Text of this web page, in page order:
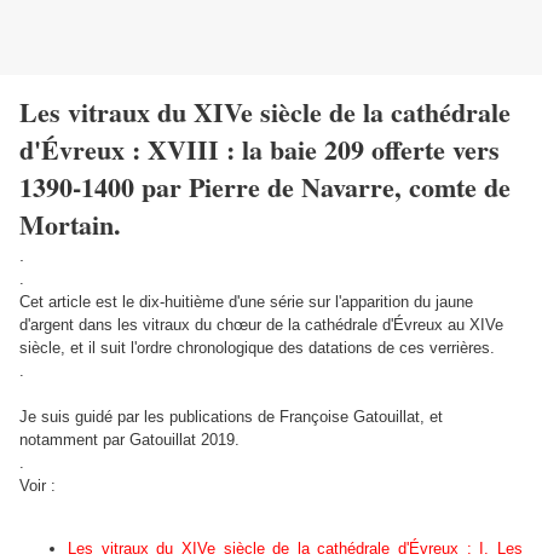
Les vitraux du XIVe siècle de la cathédrale
d'Évreux : XVIII : la baie 209 offerte vers
1390-1400 par Pierre de Navarre, comte de
Mortain.
.
Cet article est le dix-huitième d'une série sur l'apparition du jaune
d'argent dans les vitraux du chœur de la cathédrale d'Évreux au XIVe
siècle, et il suit l'ordre chronologique des datations de ces verrières.
.
Je suis guidé par les publications de Françoise Gatouillat, et
notamment par Gatouillat 2019.
.
Voir :
Les vitraux du XIVe siècle de la cathédrale d'Évreux : I. Les